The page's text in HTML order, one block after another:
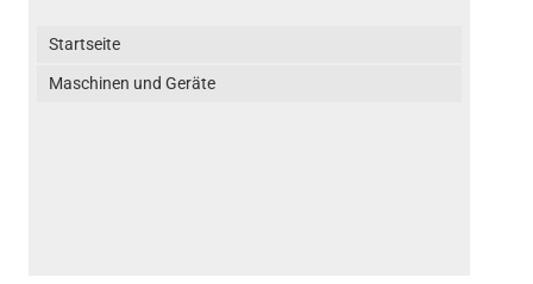
Startseite
Maschinen und Geräte